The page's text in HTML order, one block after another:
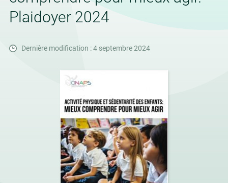
Plaidoyer 2024
Dernière modification : 4 septembre 2024